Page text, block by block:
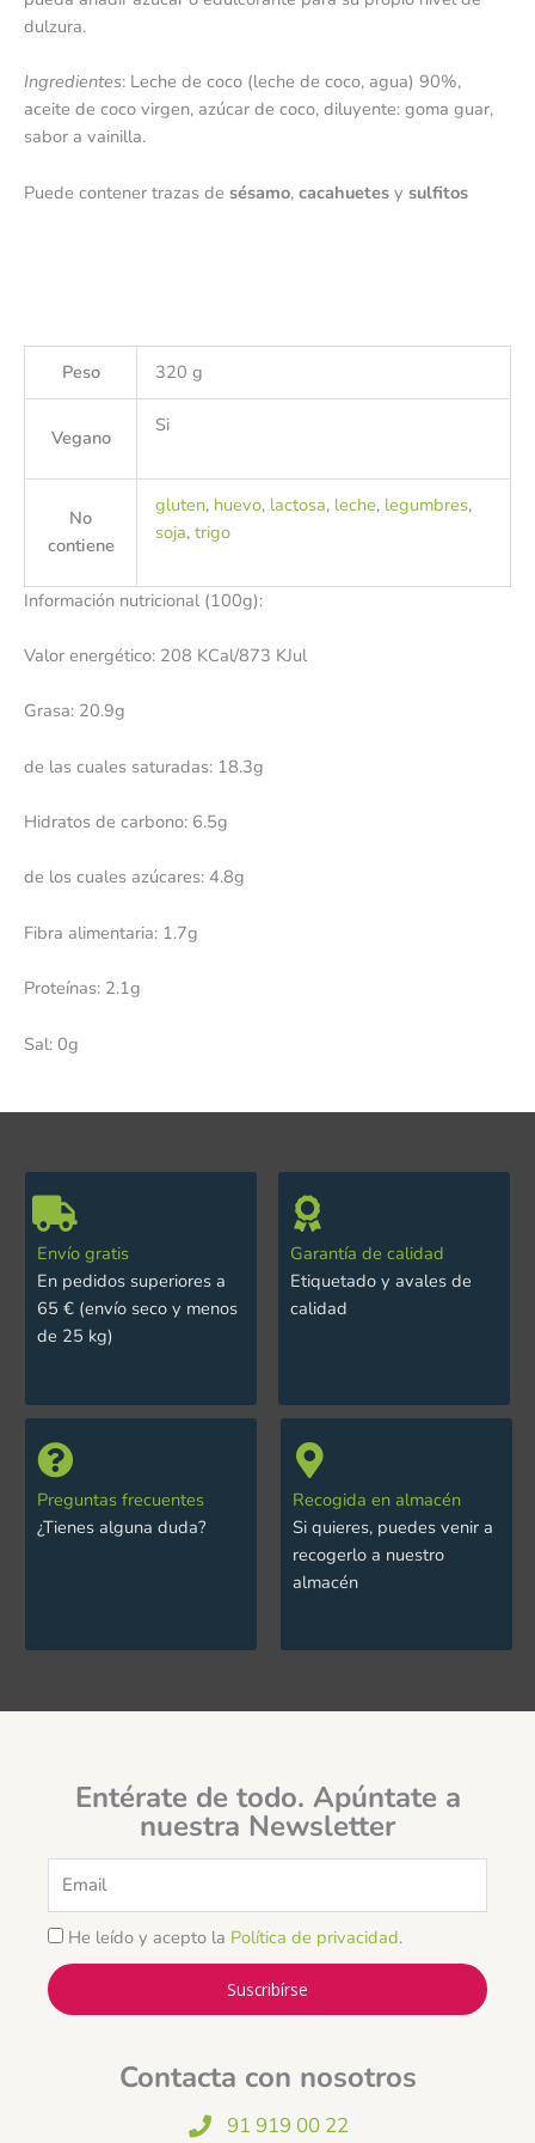
dulzura.
Ingredientes: Leche de coco (leche de coco, agua) 90%,
aceite de coco virgen, azúcar de coco, diluyente: goma guar,
sabor a vainilla.
Puede contener trazas de sésamo, cacahuetes y sulfitos
Peso 320 g
Vegano
Si
No
contiene
gluten, huevo, lactosa, leche, legumbres,
soja, trigo
Información nutricional (100g):
Valor energético: 208 KCal/873 KJul
Grasa: 20.9g
de las cuales saturadas: 18.3g
Hidratos de carbono: 6.5g
de los cuales azúcares: 4.8g
Fibra alimentaria: 1.7g
Proteínas: 2.1g
Sal: 0g
Envío gratis
En pedidos superiores a
65 € (envío seco y menos
de 25 kg)
Garantía de calidad
Etiquetado y avales de
calidad
Preguntas frecuentes
¿Tienes alguna duda?
Recogida en almacén
Si quieres, puedes venir a
recogerlo a nuestro
almacén
Entérate de todo. Apúntate a
nuestra Newsletter
He leído y acepto la Política de privacidad.
Suscribírse
Contacta con nosotros
91 919 00 22